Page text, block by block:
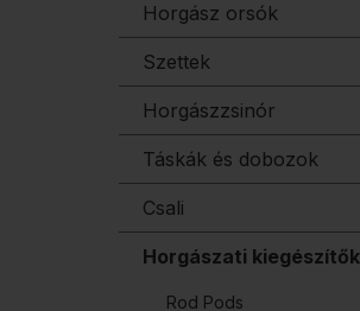
Horgász orsók
Szettek
Horgászzsinór
Táskák és dobozok
Csali
Horgászati kiegészítők
Rod Pods